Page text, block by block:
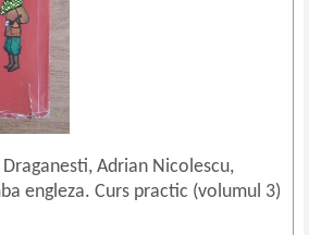
Adrian Nicolescu,
engleza. Curs practic (volumul 3)